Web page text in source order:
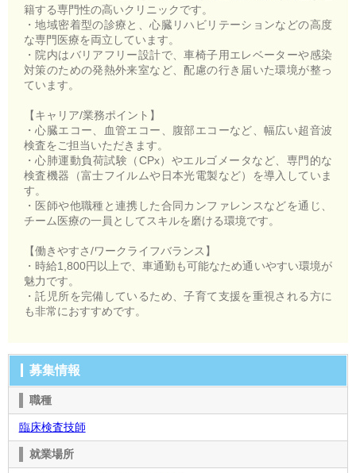
籍する専門性の高いクリニックです。
・地域密着型の診療と、心臓リハビリテーションなどの高度
な専門医療を両立しています。
・院内はバリアフリー設計で、車椅子用エレベーターや感染
対策のための発熱外来室など、配慮の行き届いた環境が整っ
ています。
【キャリア/業務ポイント】
・心臓エコー、血管エコー、腹部エコーなど、幅広い超音波
検査をご担当いただきます。
・心肺運動負荷試験（CPx）やエルゴメータなど、専門的な
検査機器（富士フイルムや日本光電製など）を導入していま
す。
・医師や他職種と連携した合同カンファレンスなどを通じ、
チーム医療の一員としてスキルを磨ける環境です。
【働きやすさ/ワークライフバランス】
・時給1,800円以上で、車通勤も可能なため通いやすい環境が
魅力です。
・託児所を完備しているため、子育て支援を重視される方に
も非常におすすめです。
募集情報
職種
臨床検査技師
就業場所